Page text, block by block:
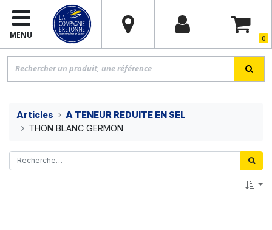
0
MENU
Articles
A TENEUR REDUITE EN SEL
THON BLANC GERMON